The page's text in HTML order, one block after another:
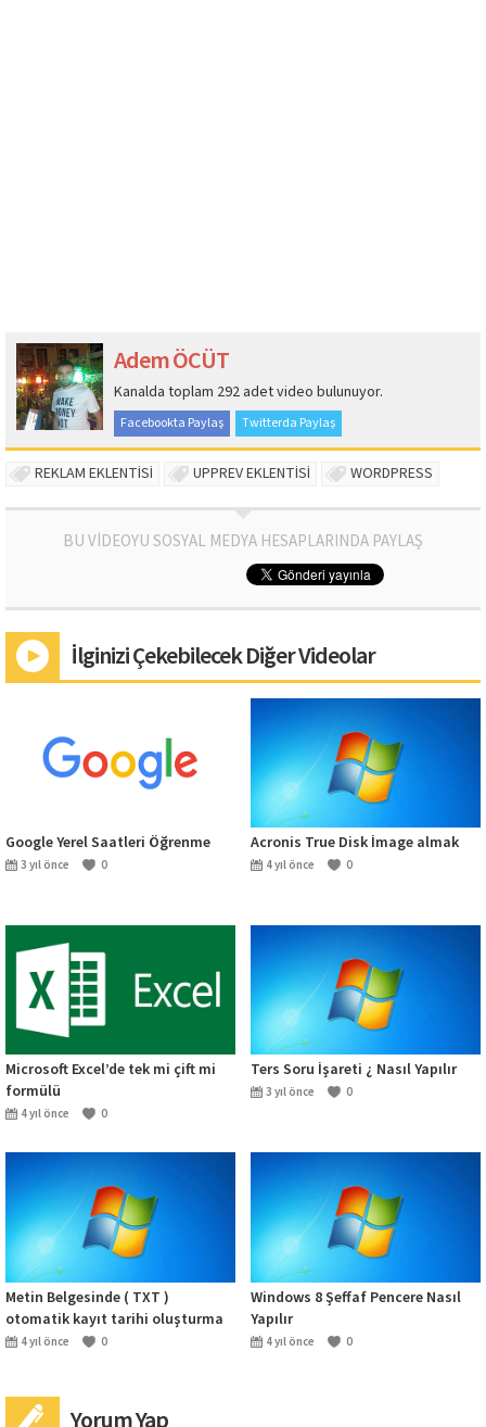
Adem ÖCÜT
Kanalda toplam 292 adet video bulunuyor.
Facebookta Paylaş Twitterda Paylaş
REKLAM EKLENTİSİ UPPREV EKLENTİSİ WORDPRESS
BU VİDEOYU SOSYAL MEDYA HESAPLARINDA PAYLAŞ
İlginizi Çekebilecek Diğer Videolar
Google Yerel Saatleri Öğrenme
3 yıl önce 0
Acronis True Disk İmage almak
4 yıl önce 0
Microsoft Excel’de tek mi çift mi
formülü
4 yıl önce 0
Ters Soru İşareti ¿ Nasıl Yapılır
3 yıl önce 0
Metin Belgesinde ( TXT )
otomatik kayıt tarihi oluşturma
4 yıl önce 0
Windows 8 Şeffaf Pencere Nasıl
Yapılır
4 yıl önce 0